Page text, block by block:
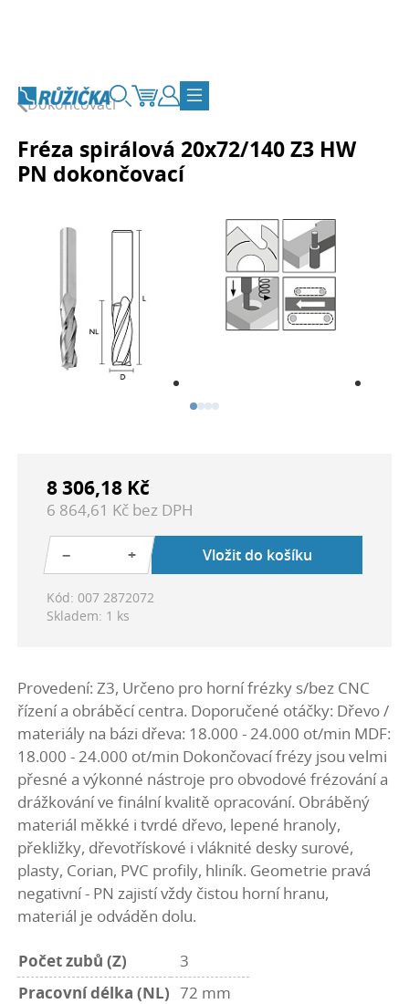
Vyhledávání
KošíkZákaznický účet
Přepnout navigaci
Dokončovací
Fréza spirálová 20x72/140 Z3 HW
PN dokončovací
8 306,18 Kč
6 864,61 Kč bez DPH
− + Vložit do košíku
Kód: 007 2872072
Skladem: 1 ks
Provedení: Z3, Určeno pro horní frézky s/bez CNC
řízení a obráběcí centra. Doporučené otáčky: Dřevo /
materiály na bázi dřeva: 18.000 - 24.000 ot/min MDF:
18.000 - 24.000 ot/min Dokončovací frézy jsou velmi
přesné a výkonné nástroje pro obvodové frézování a
drážkování ve finální kvalitě opracování. Obráběný
materiál měkké i tvrdé dřevo, lepené hranoly,
překližky, dřevotřískové i vláknité desky surové,
plasty, Corian, PVC profily, hliník. Geometrie pravá
negativní - PN zajistí vždy čistou horní hranu,
materiál je odváděn dolu.
Počet zubů (Z)
3
Pracovní délka (NL) 72 mm